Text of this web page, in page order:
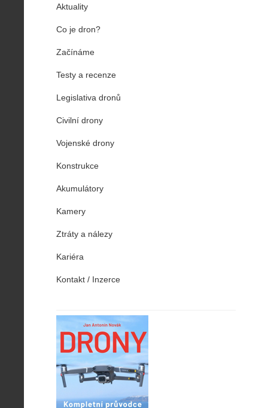
Aktuality
Co je dron?
Začínáme
Testy a recenze
Legislativa dronů
Civilní drony
Vojenské drony
Konstrukce
Akumulátory
Kamery
Ztráty a nálezy
Kariéra
Kontakt / Inzerce